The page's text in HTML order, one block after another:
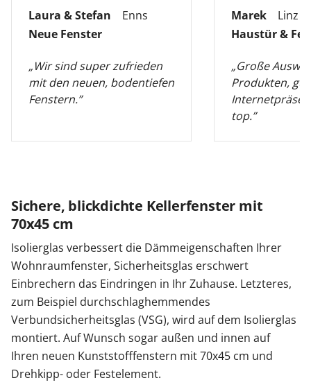
Laura & Stefan
Enns
Neue Fenster
„Wir sind super zufrieden
mit den neuen, bodentiefen
Fenstern.”
Marek
Linz
Haustür &
„Große
Produkten,
top.”
Sichere, blickdichte Kellerfenster mit
70x45 cm
Isolierglas verbessert die Dämmeigenschaften Ihrer
Wohnraumfenster, Sicherheitsglas erschwert
Einbrechern das Eindringen in Ihr Zuhause. Letzteres,
zum Beispiel durchschlaghemmendes
Verbundsicherheitsglas (VSG), wird auf dem Isolierglas
montiert. Auf Wunsch sogar außen und innen auf
Ihren neuen Kunststofffenstern mit 70x45 cm und
Drehkipp- oder Festelement.